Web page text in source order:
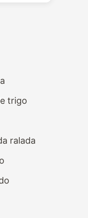
trigo
ralada